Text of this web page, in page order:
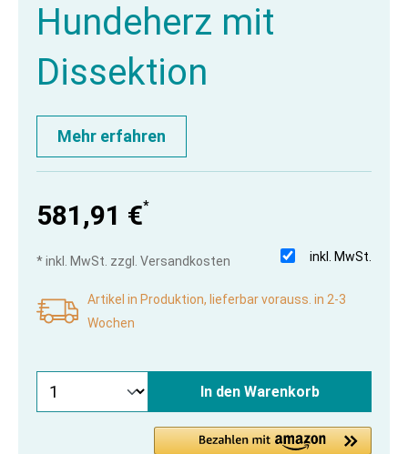
Hundeherz mit
Dissektion
Mehr erfahren
581,91 €*
inkl. MwSt.
* inkl. MwSt. zzgl. Versandkosten
Artikel in Produktion, lieferbar vorauss. in 2-3
Wochen
In den Warenkorb